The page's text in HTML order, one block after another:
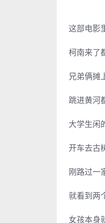
这部电影
柯南来了
兄弟俩摊
跳进黄河
大学生闲
开车去古
刚路过一
就看到两
女孩本身